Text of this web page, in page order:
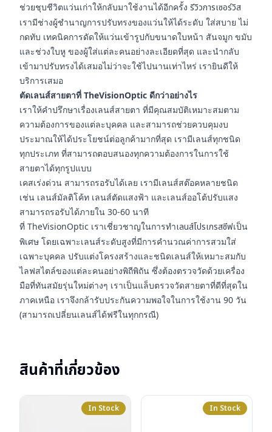
ช่วยชุบชีวิตแว่นเก่าให้กลับมาใช้งานได้อีกครั้ง รีวิวการเซอร์วิส
เรามีช่างผู้ชำนาญการปรับทรงของแว่นให้ได้ระดับ ใส่สบาย ไม่
กดทับ เทคนิคการดัดให้แว่นเข้ารูปกับขนาดใบหน้า สันจมูก ขมับ
และช่วงใบหู ของผู้ใส่แต่ละคนอย่างละเอียดที่สุด และนำกลับ
เข้ามาปรับทรงได้เสมอไม่ว่าจะใช้ไปนานเท่าไหร่ เรายินดีให้
บริการเสมอ
ตัดเลนส์สายตาที่ TheVisionOptic ดีกว่าอย่างไร
เราให้คำปรึกษาเรื่องเลนส์สายตา ที่มีคุณสมบัติเหมาะสมตาม
ความต้องการของแต่ละบุคคล และสามารถช่วยควบคุมงบ
ประมาณให้ได้ประโยชน์ต่อลูกค้ามากที่สุด เรามีเลนส์ทุกชนิด
ทุกประเภท ที่สามารถตอบสนองทุกความต้องการในการใช้
สายตาได้ทุกรูปแบบ
เคสเร่งด่วน สามารถรอรับได้เลย เรามีเลนส์สต๊อคหลายชนิด
เช่น เลนส์มัลติโค้ท เลนส์ตัดแสงฟ้า และเลนส์ออโต้ปรับแสง
สามารถรอรับได้ภายใน 30-60 นาที
ที่ TheVisionOptic เราเชี่ยวชาญในการทำเลนส์โปรเกรสซีฟเป็น
พิเศษ โดยเฉพาะเลนส์ระดับสูงที่มีการคำนวณค่าการสวมใส่
เฉพาะบุคคล ปรับแต่งโครงสร้างและชนิดเลนส์ให้เหมาะสมกับ
ไลฟสไตล์ของแต่ละคนอย่างพิถีพิถัน ซึ่งต้องตรวจวัดด้วยเครื่อง
มือที่ทันสมัยรุ่นใหม่ต่างๆ เราเป็นแล็บตรวจวัดสายตาที่ดีที่สุดใน
ภาคเหนือ เราจึงกล้ารับประกันความพอใจในการใช้งาน 90 วัน
(สามารถเปลี่ยนเลนส์ได้ฟรีในทุกกรณี)
สินค้าที่เกี่ยวข้อง
In Stock In Stock